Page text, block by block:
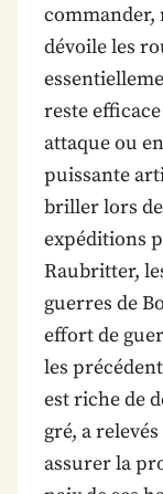
commander,
dévoile les
reste
attaque ou
puissante
briller lors
expéditions
Raubritter,
guerres de
effort de
les
est riche de
gré, a
assurer la